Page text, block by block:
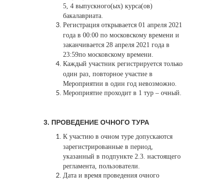
5, 4 выпускного(ых) курса(ов)
бакалавриата.
Регистрация открывается 01 апреля 2021
года в 00:00 по московскому времени и
заканчивается 28 апреля 2021 года в
23:59по московскому времени.
Каждый участник регистрируется только
один раз, повторное участие в
Мероприятии в один год невозможно.
Мероприятие проходит в 1 тур – очный.
​3. ПРОВЕДЕНИЕ ОЧНОГО ТУРА
К участию в очном туре допускаются
зарегистрированные в период,
указанный в подпункте 2.3. настоящего
регламента, пользователи.
Дата и время проведения очного